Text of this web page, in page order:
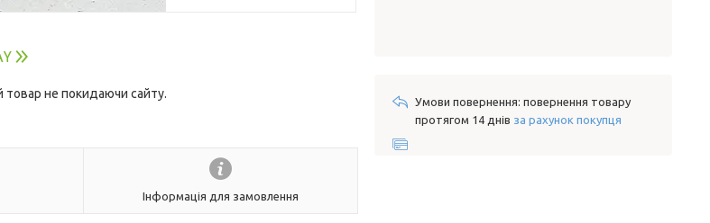
товар не покидаючи сайту.
Інформація для замовлення
повернення товару
протягом 14 днів за рахунок покупця